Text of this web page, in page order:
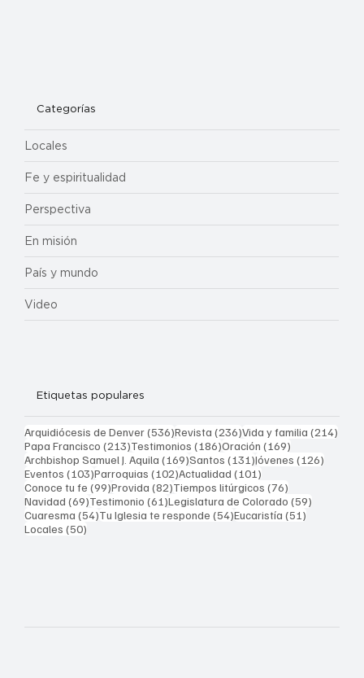
Categorías
Locales
Fe y espiritualidad
Perspectiva
En misión
País y mundo
Video
Etiquetas populares
Arquidiócesis de Denver(536)536 entradas
Revista (236)236 entradas
Vida y familia (214)
Papa Francisco (213)213 entradas
Testimonios (186)186 entradas
Oración (169)
Archbishop Samuel J. Aquila (169)169 entradas
Santos (131)131 entradas
Jóvenes (126)
Eventos (103)103 entradas
Parroquias (102)102 entradas
Actualidad (101)
Conoce tu fe (99)99 entradas
Provida (82)82 entradas
Tiempos litúrgicos (76)
Navidad (69)69 entradas
Testimonio (61)61 entradas
Legislatura de Colorado (59)
Cuaresma (54)54 entradas
Tu Iglesia te responde (54)54 entradas
Eucaristía (51)
Locales (50)